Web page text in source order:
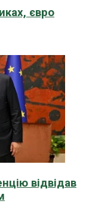
євро
відвідав